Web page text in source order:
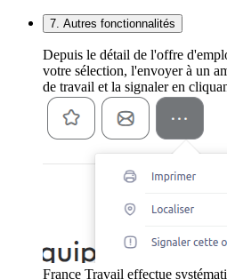
7. Autres fonctionnalités
Depuis le détail de l'offre
votre sélection, l'envoyer à un
de travail et la signaler en
France Travail effectue